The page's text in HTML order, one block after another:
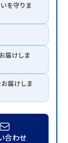
を守りま
届けしま
届けしま
合わせ